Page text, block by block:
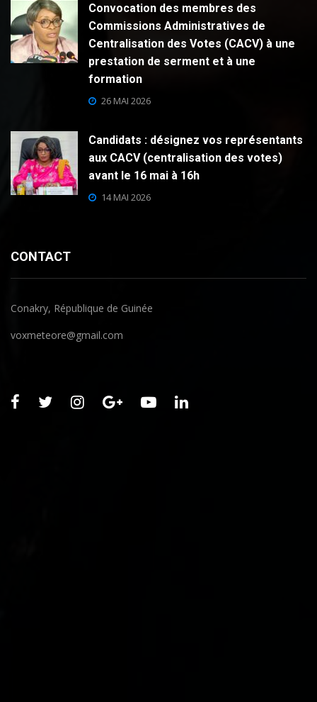
Convocation des membres des
Commissions Administratives de
Centralisation des Votes (CACV) à une
prestation de serment et à une
formation
26 MAI 2026
Candidats : désignez vos représentants
aux CACV (centralisation des votes)
avant le 16 mai à 16h
14 MAI 2026
CONTACT
Conakry, République de Guinée
voxmeteore@gmail.com